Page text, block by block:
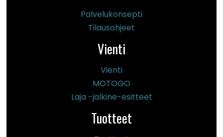
Palvelukonsepti
Tilausohjeet
Vienti
Vienti
MOTOGO
Laja -jalkine-esitteet
Tuotteet